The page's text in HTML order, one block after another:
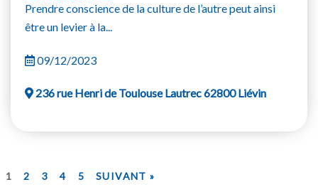
Prendre conscience de la culture de l’autre peut ainsi
être un levier à la...
09/12/2023
236 rue Henri de Toulouse Lautrec 62800 Liévin
1 2 3 4 5 SUIVANT »